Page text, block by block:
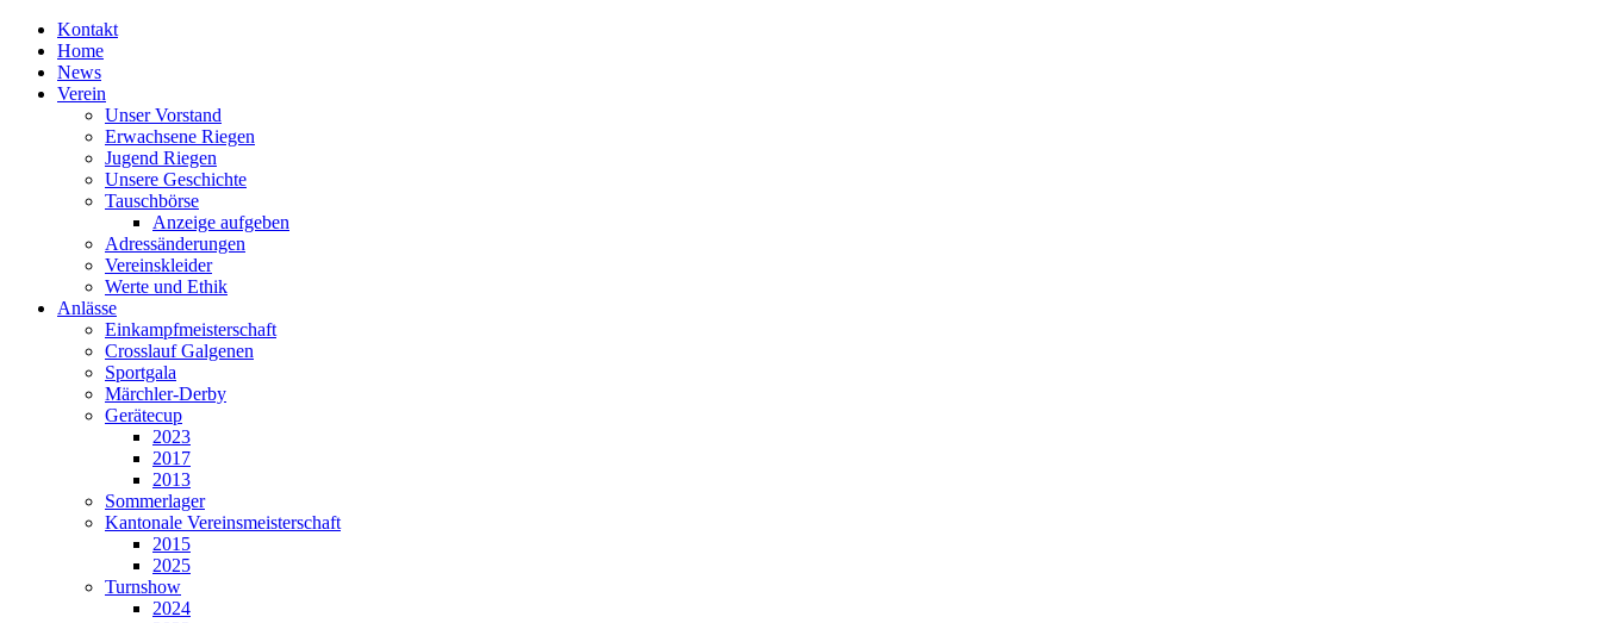
Kontakt
Home
News
Verein
Unser Vorstand
Erwachsene Riegen
Jugend Riegen
Unsere Geschichte
Tauschbörse
Anzeige aufgeben
Adressänderungen
Vereinskleider
Werte und Ethik
Anlässe
Einkampfmeisterschaft
Crosslauf Galgenen
Sportgala
Märchler-Derby
Gerätecup
2023
2017
2013
Sommerlager
Kantonale Vereinsmeisterschaft
2015
2025
Turnshow
2024